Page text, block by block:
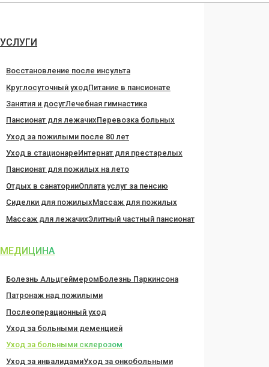
Перейти
содержанию
УСЛУГИ
Восстановление после инсульта
Круглосуточный уходПитание в пансионате
Занятия и досугЛечебная гимнастика
Пансионат для лежачихПеревозка больных
Уход за пожилыми после 80 лет
Уход в стационареИнтернат для престарелых
Пансионат для пожилых на лето
Отдых в санаторииОплата услуг за пенсию
Сиделки для пожилыхМассаж для пожилых
Массаж для лежачихЭлитный частный пансионат
МЕДИЦИНА
Болезнь АльцгеймеромБолезнь Паркинсона
Патронаж над пожилыми
Послеоперационный уход
Уход за больными деменцией
Уход за больными склерозом
Уход за инвалидамиУход за онкобольными